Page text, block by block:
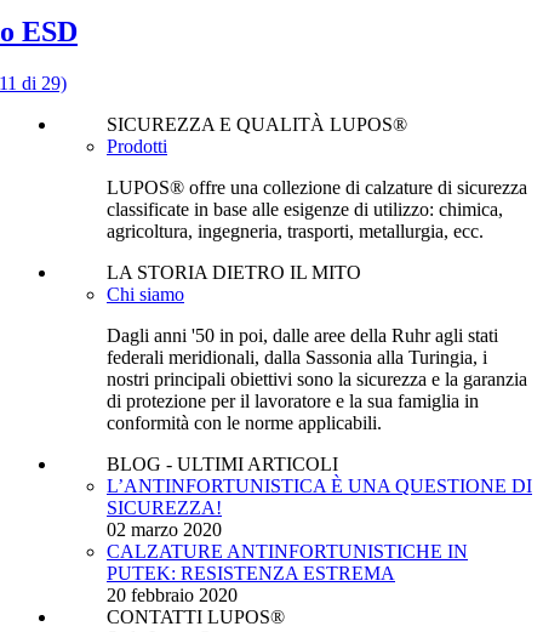
ESD
di 29)
SICUREZZA E QUALITÀ LUPOS®
Prodotti
LUPOS® offre una collezione di calzature di sicurezza
classificate in base alle esigenze di utilizzo: chimica,
agricoltura, ingegneria, trasporti, metallurgia, ecc.
LA STORIA DIETRO IL MITO
Chi siamo
Dagli anni '50 in poi, dalle aree della Ruhr agli stati
federali meridionali, dalla Sassonia alla Turingia, i
nostri principali obiettivi sono la sicurezza e la garanzia
di protezione per il lavoratore e la sua famiglia in
conformità con le norme applicabili.
BLOG - ULTIMI ARTICOLI
L’ANTINFORTUNISTICA È UNA QUESTIONE DI
SICUREZZA!
02 marzo 2020
CALZATURE ANTINFORTUNISTICHE IN
PUTEK: RESISTENZA ESTREMA
20 febbraio 2020
CONTATTI LUPOS®